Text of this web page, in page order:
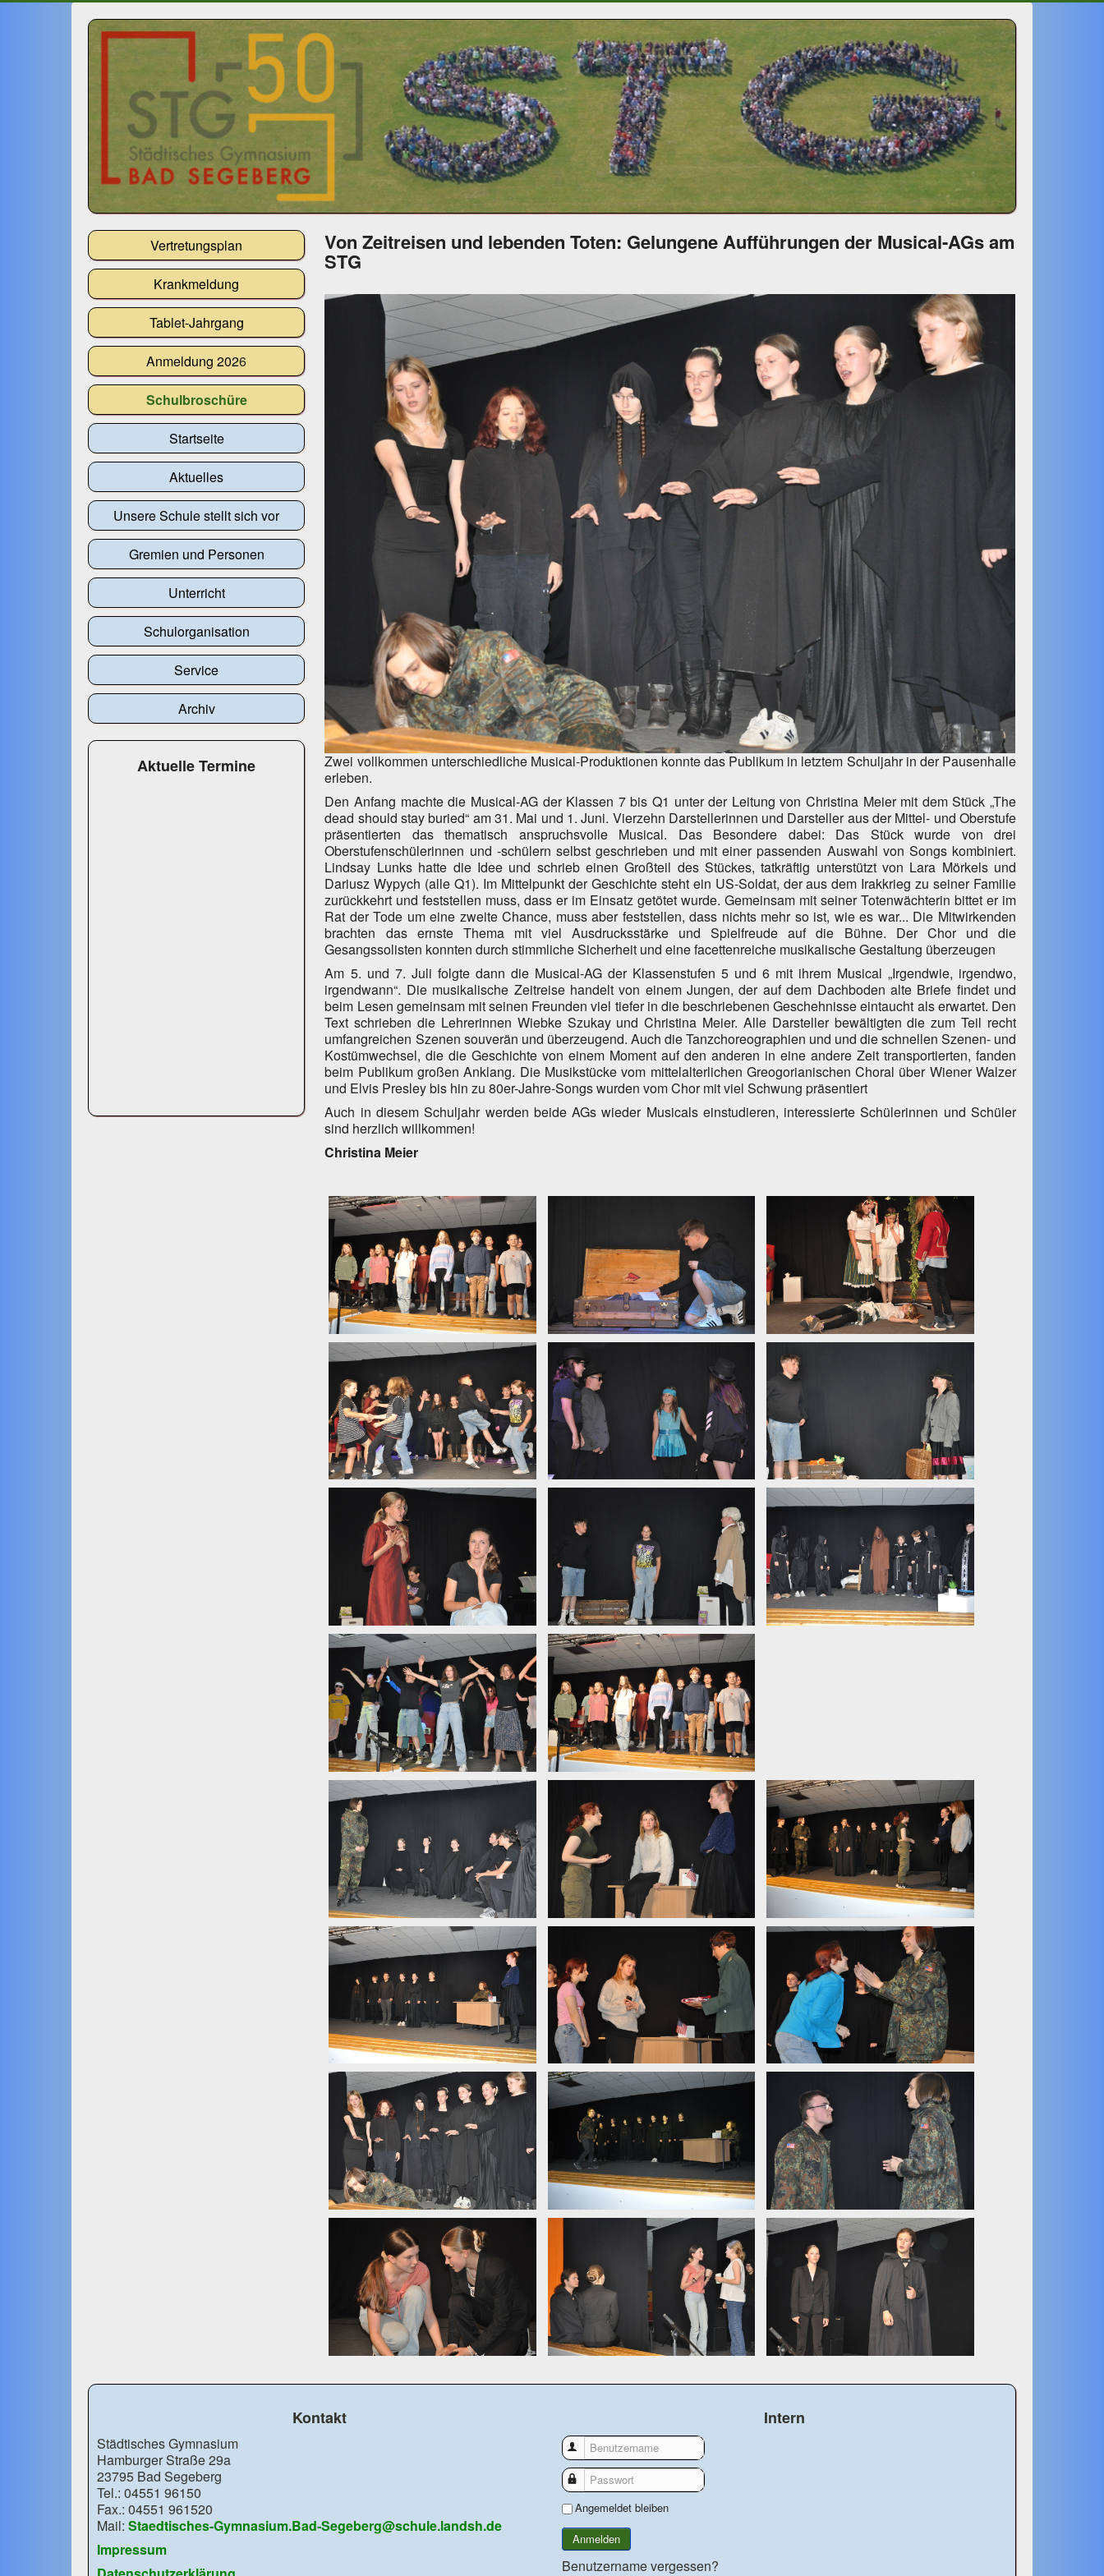
Vertretungsplan
Krankmeldung
Tablet-Jahrgang
Anmeldung 2026
Schulbroschüre
Startseite
Aktuelles
Unsere Schule stellt sich vor
Gremien und Personen
Unterricht
Schulorganisation
Service
Archiv
Aktuelle Termine
Von Zeitreisen und lebenden Toten: Gelungene Aufführungen der Musical-AGs am
STG
Zwei vollkommen unterschiedliche Musical-Produktionen konnte das Publikum in letztem Schuljahr in der Pausenhalle
erleben.
Den Anfang machte die Musical-AG der Klassen 7 bis Q1 unter der Leitung von Christina Meier mit dem Stück „The
dead should stay buried“ am 31. Mai und 1. Juni. Vierzehn Darstellerinnen und Darsteller aus der Mittel- und Oberstufe
präsentierten das thematisch anspruchsvolle Musical. Das Besondere dabei: Das Stück wurde von drei
Oberstufenschülerinnen und -schülern selbst geschrieben und mit einer passenden Auswahl von Songs kombiniert.
Lindsay Lunks hatte die Idee und schrieb einen Großteil des Stückes, tatkräftig unterstützt von Lara Mörkels und
Dariusz Wypych (alle Q1). Im Mittelpunkt der Geschichte steht ein US-Soldat, der aus dem Irakkrieg zu seiner Familie
zurückkehrt und feststellen muss, dass er im Einsatz getötet wurde. Gemeinsam mit seiner Totenwächterin bittet er im
Rat der Tode um eine zweite Chance, muss aber feststellen, dass nichts mehr so ist, wie es war... Die Mitwirkenden
brachten das ernste Thema mit viel Ausdrucksstärke und Spielfreude auf die Bühne. Der Chor und die
Gesangssolisten konnten durch stimmliche Sicherheit und eine facettenreiche musikalische Gestaltung überzeugen
Am 5. und 7. Juli folgte dann die Musical-AG der Klassenstufen 5 und 6 mit ihrem Musical „Irgendwie, irgendwo,
irgendwann“. Die musikalische Zeitreise handelt von einem Jungen, der auf dem Dachboden alte Briefe findet und
beim Lesen gemeinsam mit seinen Freunden viel tiefer in die beschriebenen Geschehnisse eintaucht als erwartet. Den
Text schrieben die Lehrerinnen Wiebke Szukay und Christina Meier. Alle Darsteller bewältigten die zum Teil recht
umfangreichen Szenen souverän und überzeugend. Auch die Tanzchoreographien und und die schnellen Szenen- und
Kostümwechsel, die die Geschichte von einem Moment auf den anderen in eine andere Zeit transportierten, fanden
beim Publikum großen Anklang. Die Musikstücke vom mittelalterlichen Greogorianischen Choral über Wiener Walzer
und Elvis Presley bis hin zu 80er-Jahre-Songs wurden vom Chor mit viel Schwung präsentiert
Auch in diesem Schuljahr werden beide AGs wieder Musicals einstudieren, interessierte Schülerinnen und Schüler
sind herzlich willkommen!
Christina Meier
Kontakt
Städtisches Gymnasium
Hamburger Straße 29a
23795 Bad Segeberg
Tel.: 04551 96150
Fax.: 04551 961520
Mail: Staedtisches-Gymnasium.Bad-Segeberg@schule.landsh.de
Impressum
Intern
Benutzername
Passwort
Angemeldet bleiben
Anmelden
Benutzername vergessen?